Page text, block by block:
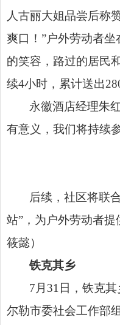
人古丽大姐品尝后称
爽口！”户外劳动者
的笑容，路过的居民
续4小时，累计送出
永徽酒店经理朱
有意义，我们将持续
后续，社区将联
站”，为户外劳动者
筱懿）
铁克其乡
7月31日，铁克
尔勒市委社会工作部